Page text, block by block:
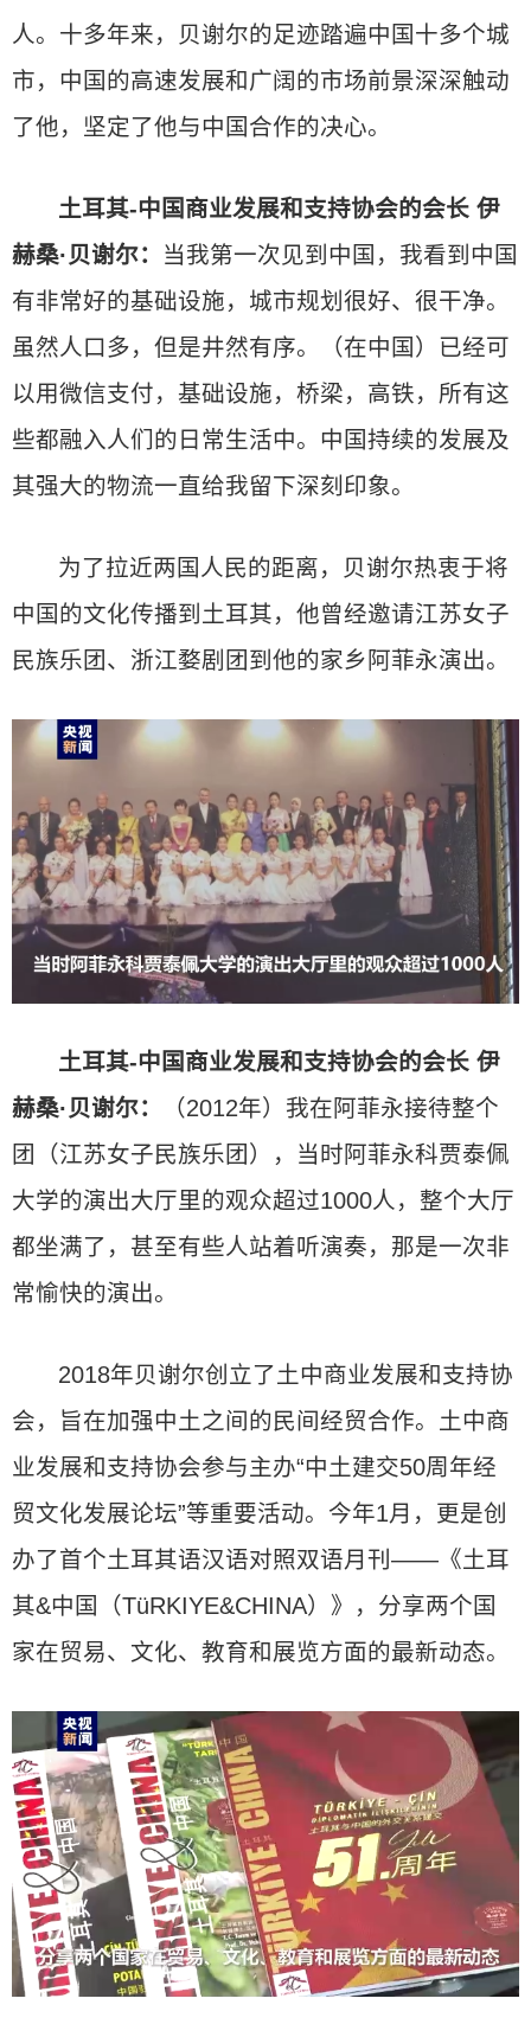
人。十多年来，贝谢尔的足迹踏遍中国十多个城
市，中国的高速发展和广阔的市场前景深深触动
了他，坚定了他与中国合作的决心。
土耳其-中国商业发展和支持协会的会长 伊
赫桑·贝谢尔： 当我第一次见到中国，我看到中国
有非常好的基础设施，城市规划很好、很干净。
虽然人口多，但是井然有序。（在中国）已经可
以用微信支付，基础设施，桥梁，高铁，所有这
些都融入人们的日常生活中。中国持续的发展及
其强大的物流一直给我留下深刻印象。
为了拉近两国人民的距离，贝谢尔热衷于将
中国的文化传播到土耳其，他曾经邀请江苏女子
民族乐团、浙江婺剧团到他的家乡阿菲永演出。
土耳其-中国商业发展和支持协会的会长 伊
赫桑·贝谢尔：
（2012年）我在阿菲永接待整个
团（江苏女子民族乐团），当时阿菲永科贾泰佩
大学的演出大厅里的观众超过1000人，整个大厅
都坐满了，甚至有些人站着听演奏，那是一次非
常愉快的演出。
2018年贝谢尔创立了土中商业发展和支持协
会，旨在加强中土之间的民间经贸合作。土中商
业发展和支持协会参与主办“中土建交50周年经
贸文化发展论坛”等重要活动。今年1月，更是创
办了首个土耳其语汉语对照双语月刊——《土耳
其&中国（TüRKIYE&CHINA）》，分享两个国
家在贸易、文化、教育和展览方面的最新动态。